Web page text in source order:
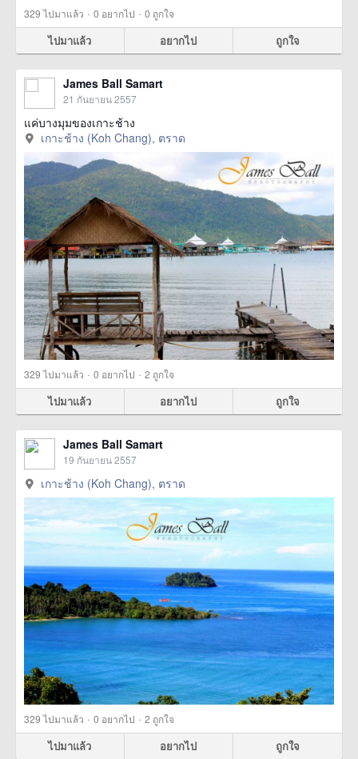
329ไปมาแล้ว · 0 อยากไป · 0 ถูกใจ
ไปมาแล้ว อยากไป ถูกใจ
James Ball Samart
21 กันยายน 2557
แค่บางมุมของเกาะช้าง
เกาะช้าง (Koh Chang), ตราด
329ไปมาแล้ว · 0 อยากไป · 2 ถูกใจ
ไปมาแล้ว อยากไป ถูกใจ
James Ball Samart
19 กันยายน 2557
เกาะช้าง (Koh Chang), ตราด
329ไปมาแล้ว · 0 อยากไป · 2 ถูกใจ
ไปมาแล้ว อยากไป ถูกใจ